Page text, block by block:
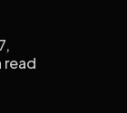
read